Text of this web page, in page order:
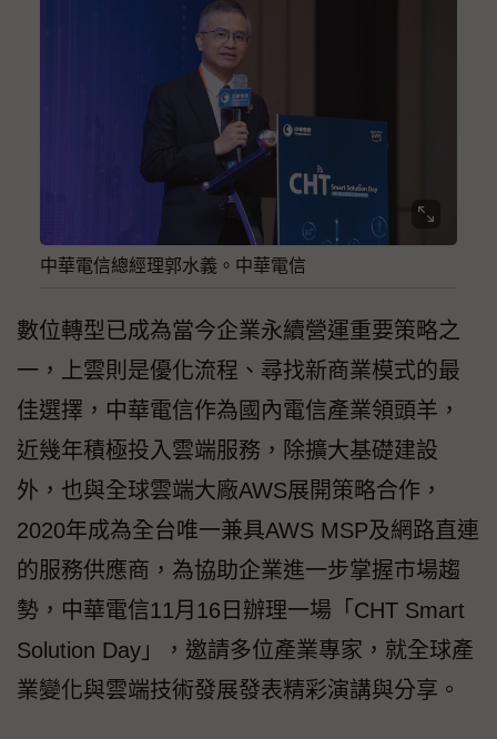
中華電信總經理郭水義。中華電信
數位轉型已成為當今企業永續營運重要策略之
一，上雲則是優化流程、尋找新商業模式的最
佳選擇，中華電信作為國內電信產業領頭羊，
近幾年積極投入雲端服務，除擴大基礎建設
外，也與全球雲端大廠AWS展開策略合作，
2020年成為全台唯一兼具AWS MSP及網路直連
的服務供應商，為協助企業進一步掌握市場趨
勢，中華電信11月16日辦理一場「CHT Smart
Solution Day」，邀請多位產業專家，就全球產
業變化與雲端技術發展發表精彩演講與分享。